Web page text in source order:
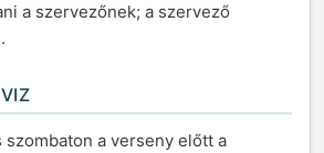
a szervezőnek; a szervező
szombaton a verseny előtt a